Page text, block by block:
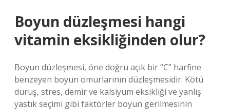
Boyun düzleşmesi hangi
vitamin eksikliğinden olur?
Boyun düzleşmesi, öne doğru açık bir “C” harfine
benzeyen boyun omurlarının düzleşmesidir. Kötü
duruş, stres, demir ve kalsiyum eksikliği ve yanlış
yastık seçimi gibi faktörler boyun gerilmesinin